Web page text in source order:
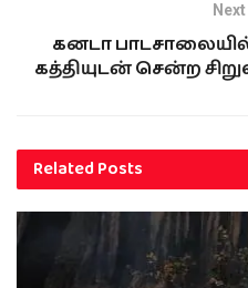
கனடா
கத்தியுடன் சென்ற
RelatedPosts